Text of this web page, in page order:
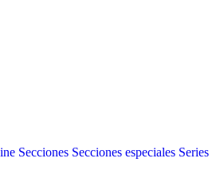
Secciones Secciones especiales Series